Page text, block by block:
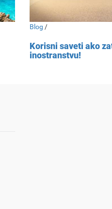
Blog /
Korisni saveti ako
inostranstvu!